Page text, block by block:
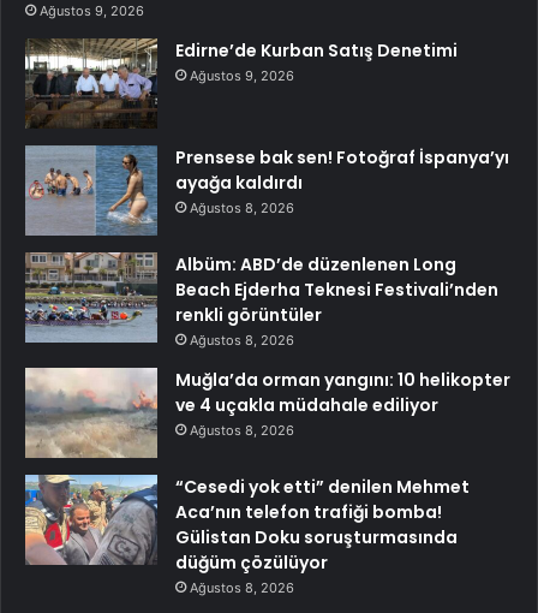
Ağustos 9, 2026
Edirne’de Kurban Satış Denetimi
Ağustos 9, 2026
Prensese bak sen! Fotoğraf İspanya’yı
ayağa kaldırdı
Ağustos 8, 2026
Albüm: ABD’de düzenlenen Long
Beach Ejderha Teknesi Festivali’nden
renkli görüntüler
Ağustos 8, 2026
Muğla’da orman yangını: 10 helikopter
ve 4 uçakla müdahale ediliyor
Ağustos 8, 2026
“Cesedi yok etti” denilen Mehmet
Aca’nın telefon trafiği bomba!
Gülistan Doku soruşturmasında
düğüm çözülüyor
Ağustos 8, 2026